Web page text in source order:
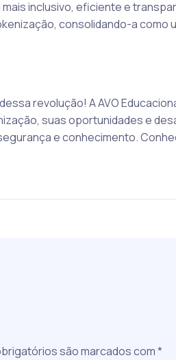
inclusivo, eficiente e
consolidando-a como
revolução! A AVO
suas oportunidades e
e conhecimento.
são marcados com*